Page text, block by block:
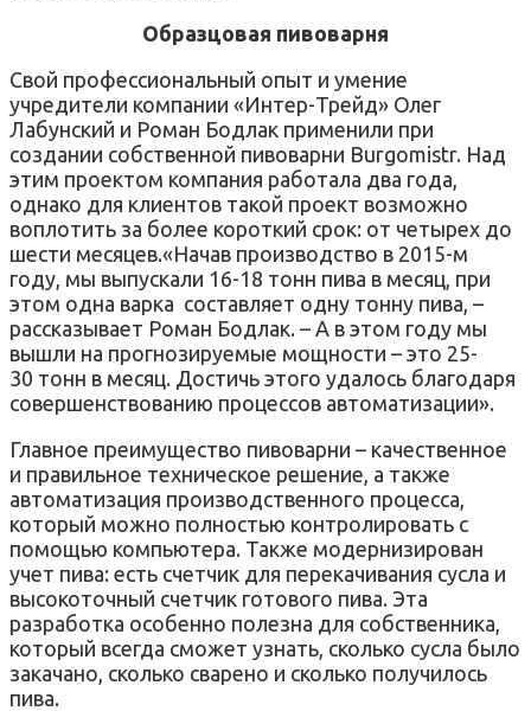
Образцовая пивоварня
Свой профессиональный опыт и умение
учредители компании «Интер-Трейд» Олег
Лабунский и Роман Бодлак применили при
создании собственной пивоварни Burgomistr. Над
этим проектом компания работала два года,
однако для клиентов такой проект возможно
воплотить за более короткий срок: от четырех до
шести месяцев.«Начав производство в 2015-м
году, мы выпускали 16-18 тонн пива в месяц, при
этом одна варка составляет одну тонну пива, –
рассказывает Роман Бодлак. – А в этом году мы
вышли на прогнозируемые мощности – это 25-
30 тонн в месяц. Достичь этого удалось благодаря
совершенствованию процессов автоматизации».
Главное преимущество пивоварни – качественное
и правильное техническое решение, а также
автоматизация производственного процесса,
который можно полностью контролировать с
помощью компьютера. Также модернизирован
учет пива: есть счетчик для перекачивания сусла и
высокоточный счетчик готового пива. Эта
разработка особенно полезна для собственника,
который всегда сможет узнать, сколько сусла было
закачано, сколько сварено и сколько получилось
пива.